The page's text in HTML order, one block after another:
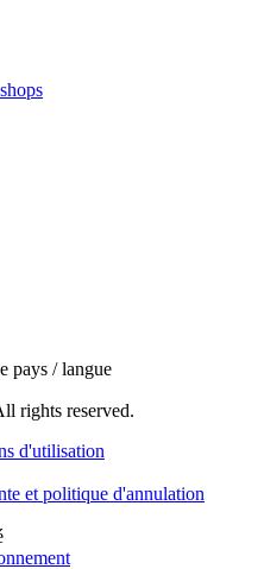
pays / langue
rights reserved.
d'utilisation
et politique d'annulation